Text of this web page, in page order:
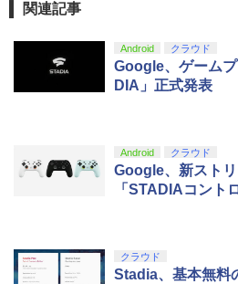
コナミデジタ
witch】パワフ
AC-P-BQPYA
4
￥9,000
￥5,000
4
￥10,737
トローラー
￥10,737
ラー + USB-
￥8,300
ルコード 【旧
ンラインコー
y』Blu-ray（特
￥8,589
劇場版「鬼滅
窩座再来 完全
￥7,828
関連記事
Android クラウド
Google、ゲーム
DIA」正式発表
Android クラウド
Google、新スト
「STADIAコント
クラウド
Stadia、基本無料